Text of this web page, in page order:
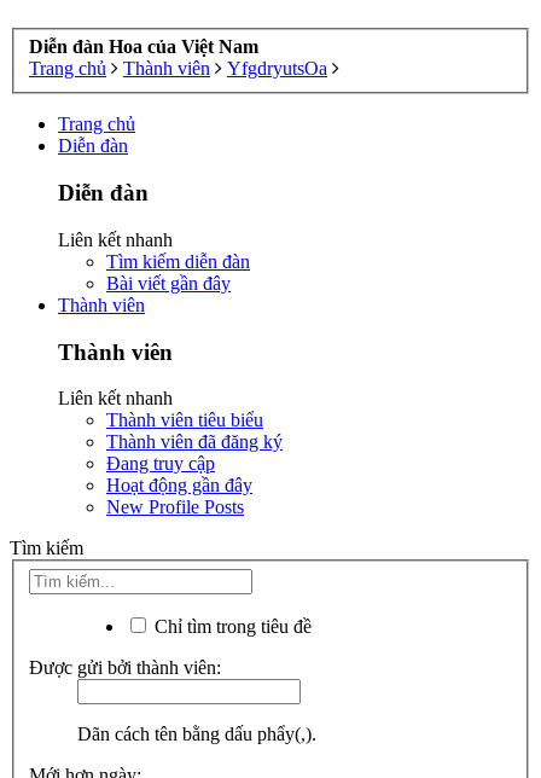
Diễn đàn Hoa của Việt Nam
Trang chủ
Thành viên YfgdryutsOa
Trang chủ
Diễn đàn
Diễn đàn
Liên kết nhanh
Tìm kiếm diễn đàn
Bài viết gần đây
Thành viên
Thành viên
Liên kết nhanh
Thành viên tiêu biểu
Thành viên đã đăng ký
Đang truy cập
Hoạt động gần đây
New Profile Posts
Tìm kiếm
Chỉ tìm trong tiêu đề
Được gửi bởi thành viên:
Dãn cách tên bằng dấu phẩy(,).